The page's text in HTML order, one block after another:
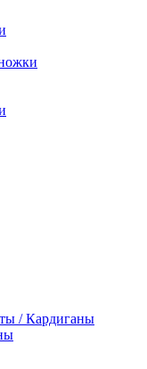
/ Кардиганы